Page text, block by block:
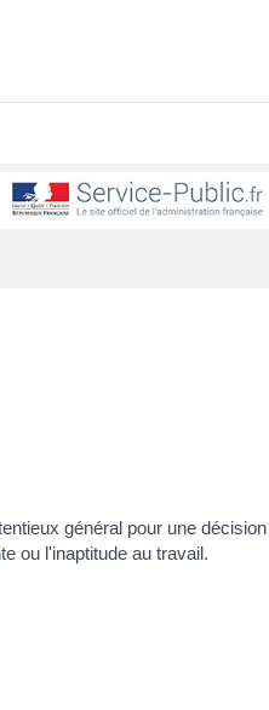
général pour une décision
ou l'inaptitude au travail.